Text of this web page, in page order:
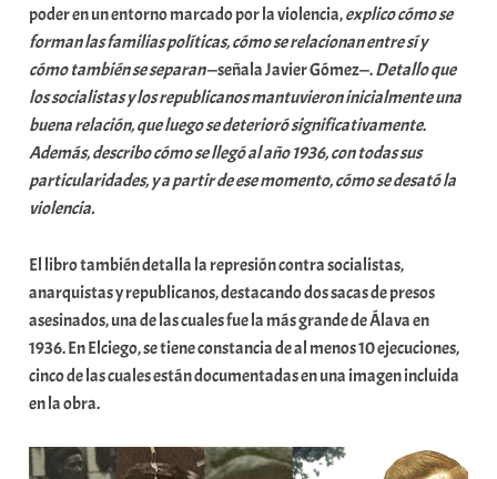
poder en un entorno marcado por la violencia,explico cómo se
forman las familias políticas, cómo se relacionan entre sí y
cómo también se separan—señala Javier Gómez—.Detallo que
los socialistas y los republicanos mantuvieron inicialmente una
buena relación, que luego se deterioró significativamente.
Además, describo cómo se llegó al año 1936, con todas sus
particularidades, y a partir de ese momento, cómo se desató la
violencia.
El libro también detalla la represión contra socialistas,
anarquistas y republicanos, destacando dos sacas de presos
asesinados, una de las cuales fue la más grande de Álava en
1936. En Elciego, se tiene constancia de al menos 10 ejecuciones,
cinco de las cuales están documentadas en una imagen incluida
en la obra.